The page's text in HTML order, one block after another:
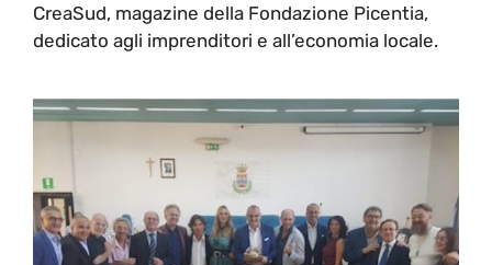
CreaSud, magazine della Fondazione Picentia,
dedicato agli imprenditori e all’economia locale.